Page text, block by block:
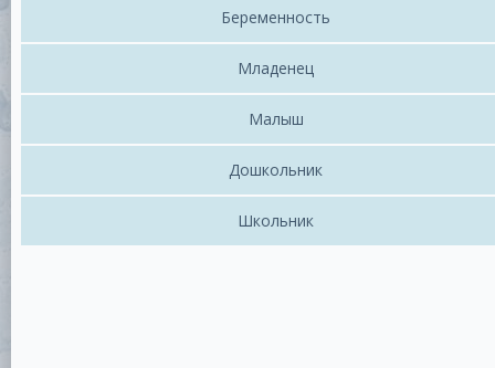
Беременность
Младенец
Малыш
Дошкольник
Школьник